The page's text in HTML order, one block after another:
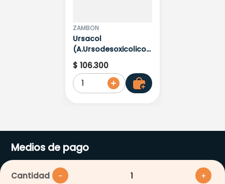
Cantidad ＋
－
ZAMBON
Ursacol
(A.Ursodesoxicolico)
600Mg X 15Tab
$ 106.300
1
Medios de pago